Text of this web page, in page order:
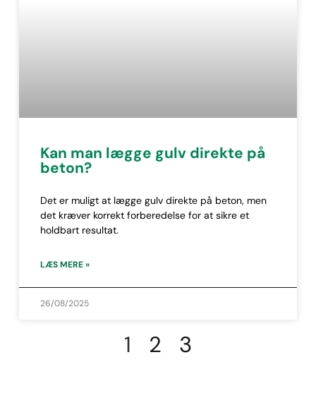
Kan man lægge gulv direkte på
beton?
Det er muligt at lægge gulv direkte på beton, men
det kræver korrekt forberedelse for at sikre et
holdbart resultat.
LÆS MERE »
26/08/2025
1 2 3